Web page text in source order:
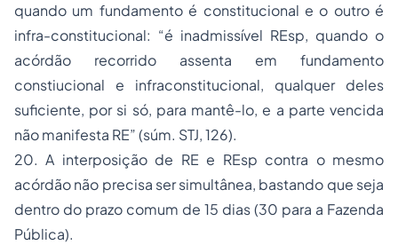
quando um fundamento é constitucional e o outro é
infra-constitucional: “é inadmissível REsp, quando o
acórdão recorrido assenta em fundamento
constiucional e infraconstitucional, qualquer deles
suficiente, por si só, para mantê-lo, e a parte vencida
não manifesta RE” (súm. STJ, 126).
20. A interposição de RE e REsp contra o mesmo
acórdão não precisa ser simultânea, bastando que seja
dentro do prazo comum de 15 dias (30 para a Fazenda
Pública).